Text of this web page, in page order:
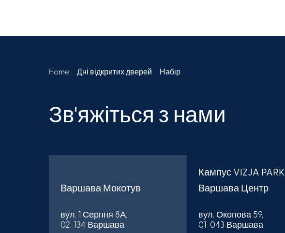
Home Дні відкритих дверей Набір
Зв'яжіться з нами
Варшава Мокотув
вул. 1 Серпня 8А,
02-134 Варшава
Кампус VIZJA PARK
Варшава Центр
вул. Окопова 59,
01-043 Варшава